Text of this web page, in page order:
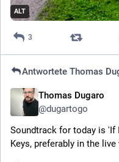
ALT
3
AntworteteThomas
Thomas Dugaro
@dugartogo
Soundtrack for today is 'If
Keys, preferably in the